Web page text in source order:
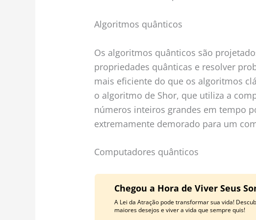
Algoritmos quânticos
Os algoritmos quânticos são
propriedades quânticas e resolver
mais eficiente do que os algoritmos
o algoritmo de Shor, que utiliza a
números inteiros grandes em tempo
extremamente demorado para um
Computadores quânticos
Chegou a Hora de Viver Seus
A Lei da Atração pode transformar sua vida!
maiores desejos e viver a vida que sempre quis!